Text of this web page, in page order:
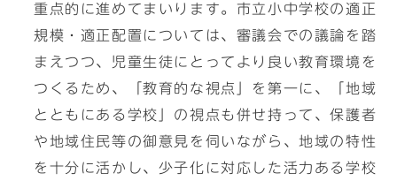
重点的に進めてまいります。市立小中学校の適正
規模・適正配置については、審議会での議論を踏
まえつつ、児童生徒にとってより良い教育環境を
つくるため、「教育的な視点」を第一に、「地域
とともにある学校」の視点も併せ持って、保護者
や地域住民等の御意見を伺いながら、地域の特性
を十分に活かし、少子化に対応した活力ある学校